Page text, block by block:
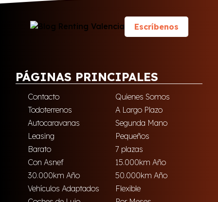
Escríbenos
PÁGINAS PRINCIPALES
Contacto
Quienes Somos
Todoterrenos
A Largo Plazo
Autocaravanas
Segunda Mano
Leasing
Pequeños
Barato
7 plazas
Con Asnef
15.000km Año
30.000km Año
50.000km Año
Vehículos Adaptados
Flexible